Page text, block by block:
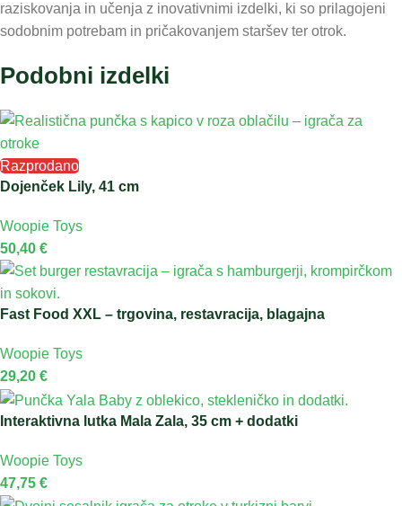
raziskovanja in učenja z inovativnimi izdelki, ki so prilagojeni
sodobnim potrebam in pričakovanjem staršev ter otrok.
Podobni izdelki
Razprodano
Dojenček Lily, 41 cm
Woopie Toys
50,40 €
Fast Food XXL – trgovina, restavracija, blagajna
Woopie Toys
29,20 €
Interaktivna lutka Mala Zala, 35 cm + dodatki
Woopie Toys
47,75 €